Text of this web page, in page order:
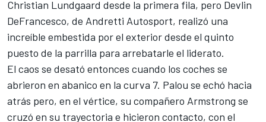
Christian Lundgaard desde la primera fila, pero Devlin
DeFrancesco, de Andretti Autosport, realizó una
increíble embestida por el exterior desde el quinto
puesto de la parrilla para arrebatarle el liderato.
El caos se desató entonces cuando los coches se
abrieron en abanico en la curva 7. Palou se echó hacia
atrás pero, en el vértice, su compañero Armstrong se
cruzó en su trayectoria e hicieron contacto, con el